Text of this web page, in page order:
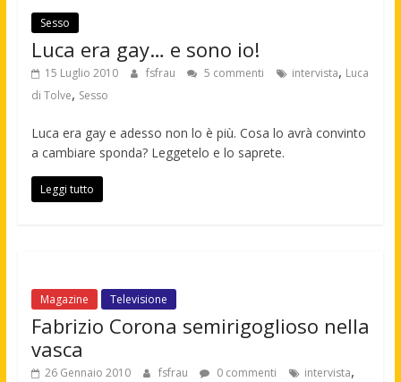
Sesso
Luca era gay… e sono io!
15 Luglio 2010 fsfrau 5 commenti intervista, Luca
di Tolve, Sesso
Luca era gay e adesso non lo è più. Cosa lo avrà convinto
a cambiare sponda? Leggetelo e lo saprete.
Leggi tutto
Magazine Televisione
Fabrizio Corona semirigoglioso nella
vasca
26 Gennaio 2010 fsfrau 0 commenti intervista,